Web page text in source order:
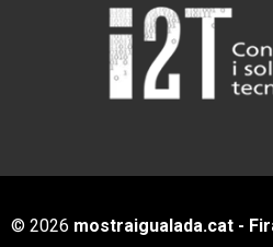
© 2026 mostraigualada.cat -